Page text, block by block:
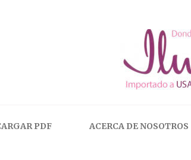
PDF ACERCA DE NOSOTROS